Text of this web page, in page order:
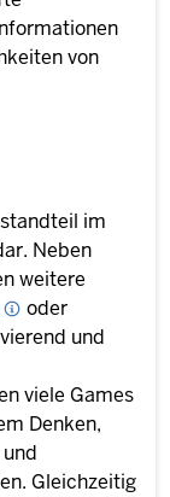
von
im
Neben
weitere
oder
und
viele Games
Denken,
Gleichzeitig